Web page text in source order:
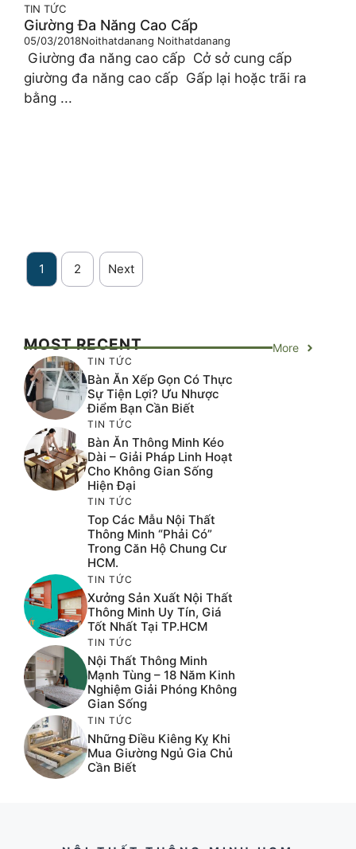
TIN TỨC
Giường Đa Năng Cao Cấp
05/03/2018Noithatdanang Noithatdanang
Giường đa năng cao cấp Cở sở cung cấp
giường đa năng cao cấp Gấp lại hoặc trãi ra
bằng ...
1 2 Next
MOST RECENT More
TIN TỨC
Bàn Ăn Xếp Gọn Có Thực
Sự Tiện Lợi? Ưu Nhược
Điểm Bạn Cần Biết
TIN TỨC
Bàn Ăn Thông Minh Kéo
Dài – Giải Pháp Linh Hoạt
Cho Không Gian Sống
Hiện Đại
TIN TỨC
Top Các Mẫu Nội Thất
Thông Minh “phải Có”
Trong Căn Hộ Chung Cư
HCM.
TIN TỨC
Xưởng Sản Xuất Nội Thất
Thông Minh Uy Tín, Giá
Tốt Nhất Tại TP.HCM
TIN TỨC
Nội Thất Thông Minh
Mạnh Tùng – 18 Năm Kinh
Nghiệm Giải Phóng Không
Gian Sống
TIN TỨC
Những Điều Kiêng Kỵ Khi
Mua Giường Ngủ Gia Chủ
Cần Biết